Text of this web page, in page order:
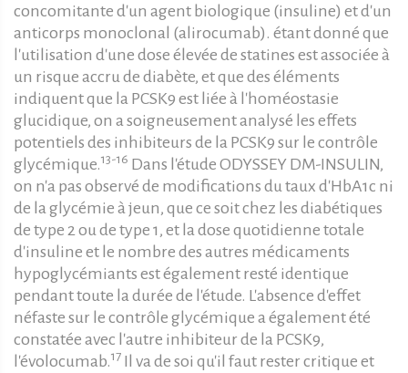
concomitante d'un agent biologique (insuline) et d'un
anticorps monoclonal (alirocumab). étant donné que
l'utilisation d'une dose élevée de statines est associée à
un risque accru de diabète, et que des éléments
indiquent que la PCSK9 est liée à l'homéostasie
glucidique, on a soigneusement analysé les effets
potentiels des inhibiteurs de la PCSK9 sur le contrôle
glycémique.13-16 Dans l'étude ODYSSEY DM-INSULIN,
on n'a pas observé de modifications du taux d'HbA1c ni
de la glycémie à jeun, que ce soit chez les diabétiques
de type 2 ou de type 1, et la dose quotidienne totale
d'insuline et le nombre des autres médicaments
hypoglycémiants est également resté identique
pendant toute la durée de l'étude. L'absence d'effet
néfaste sur le contrôle glycémique a également été
constatée avec l'autre inhibiteur de la PCSK9,
l'évolocumab.17 Il va de soi qu'il faut rester critique et